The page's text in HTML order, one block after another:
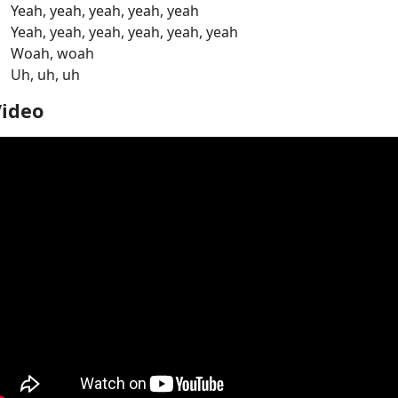
Yeah, yeah, yeah, yeah, yeah
Yeah, yeah, yeah, yeah, yeah, yeah
Woah, woah
Uh, uh, uh